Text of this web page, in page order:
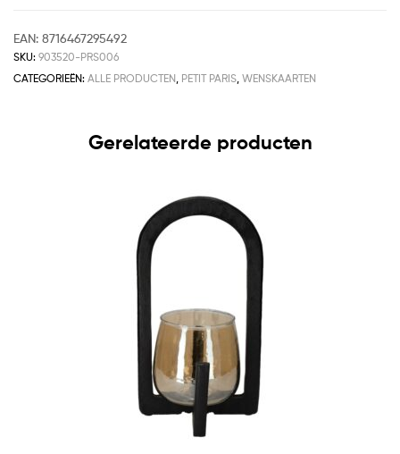
EAN: 8716467295492
SKU: 903520-PRS006
CATEGORIEËN: ALLE PRODUCTEN, PETIT PARIS, WENSKAARTEN
Gerelateerde producten